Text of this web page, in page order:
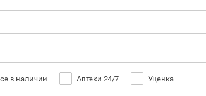
в наличии Аптеки 24/7 Уценка